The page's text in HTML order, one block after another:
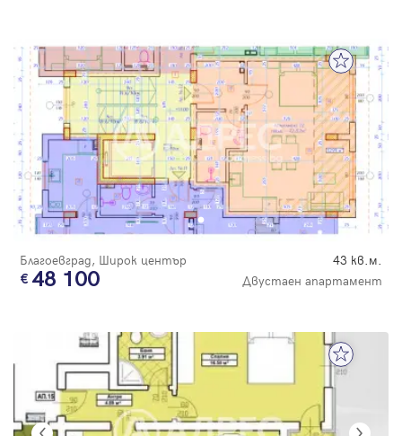
Благоевград, Широк център 43 кв.м.
48 100 Двустаен апартамент